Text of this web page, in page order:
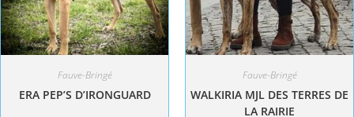
Fauve-Bringé
ERA PEP’S D’IRONGUARD
Fauve-Bringé
WALKIRIA MJL DES TERRES DE
LA RAIRIE